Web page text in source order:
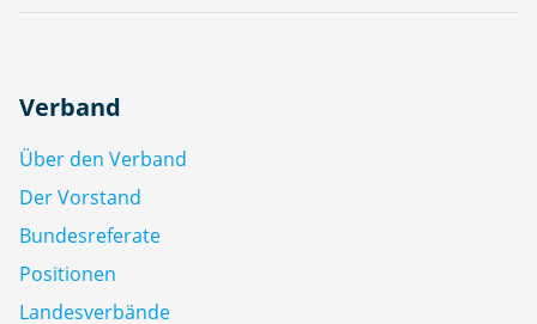
Verband
Über den Verband
Der Vorstand
Bundesreferate
Positionen
Landesverbände